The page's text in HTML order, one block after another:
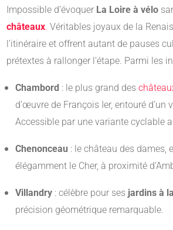
Impossible d’évoquer La Loire à vélo
châteaux. Véritables joyaux de la
l’itinéraire et offrent autant de pauses
prétextes à rallonger l’étape. Parmi les
Chambord : le plus grand des
d’œuvre de François Ier, entouré d’un
Accessible par une variante cyclable
Chenonceau : le château des dames,
élégamment le Cher, à proximité
Villandry : célèbre pour ses jardins à
précision géométrique remarquable.